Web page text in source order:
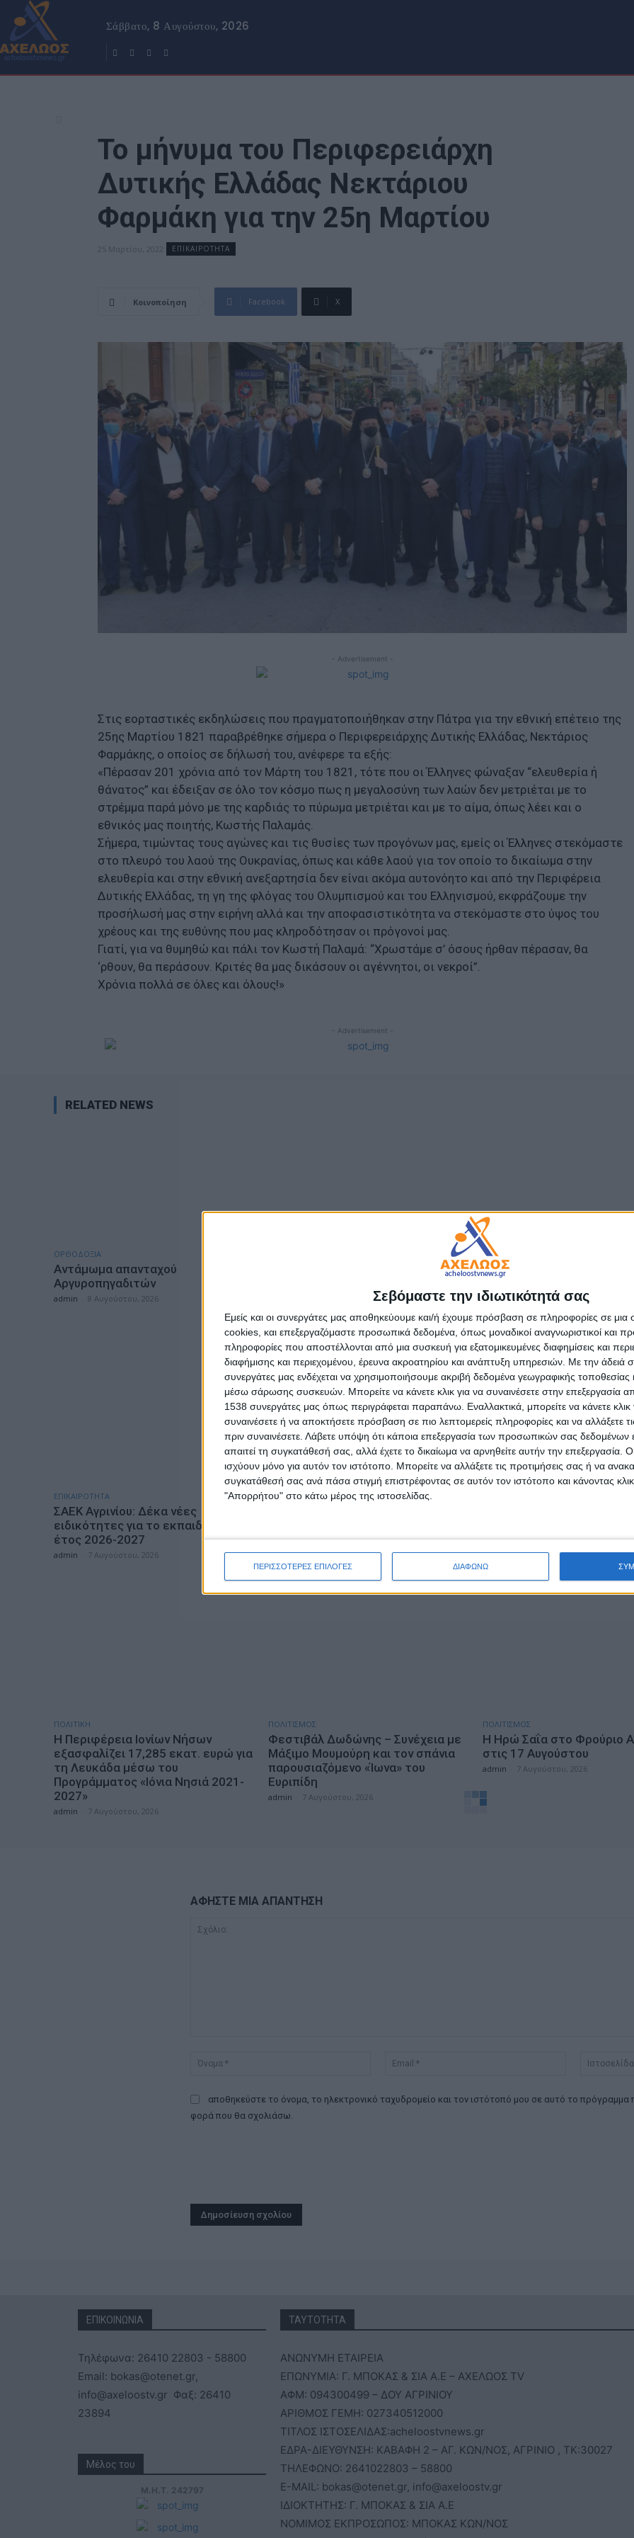
Σεβόμαστε την ιδιωτικότητά σας
Εμείς και οι συνεργάτες μας αποθηκεύουμε και/ή έχουμε πρόσβαση σε πληροφορίες σε
cookies, και επεξεργαζόμαστε προσωπικά δεδομένα, όπως μοναδικοί αναγνωριστικοί και
πληροφορίες που αποστέλλονται από μια συσκευή για εξατομικευμένες διαφημίσεις και
διαφήμισης και περιεχομένου, έρευνα ακροατηρίου και ανάπτυξη υπηρεσιών. Με την άδειά
συνεργάτες μας ενδέχεται να χρησιμοποιήσουμε ακριβή δεδομένα γεωγραφικής τοποθεσίας
μέσω σάρωσης συσκευών. Μπορείτε να κάνετε κλικ για να συναινέσετε στην επεξεργασία
1538 συνεργάτες μας όπως περιγράφεται παραπάνω. Εναλλακτικά, μπορείτε να κάνετε κλικ
συναινέσετε ή να αποκτήσετε πρόσβαση σε πιο λεπτομερείς πληροφορίες και να αλλάξετε
πριν συναινέσετε. Λάβετε υπόψη ότι κάποια επεξεργασία των προσωπικών σας δεδομένων
απαιτεί τη συγκατάθεσή σας, αλλά έχετε το δικαίωμα να αρνηθείτε αυτήν την επεξεργασία.
ισχύουν μόνο για αυτόν τον ιστότοπο. Μπορείτε να αλλάξετε τις προτιμήσεις σας ή να
συγκατάθεσή σας ανά πάσα στιγμή επιστρέφοντας σε αυτόν τον ιστότοπο και κάνοντας
"Απορρήτου" στο κάτω μέρος της ιστοσελίδας.
ΠΕΡΙΣΣΟΤΕΡΕΣ ΕΠΙΛΟΓΕΣ ΔΙΑΦΩΝΩ
Σάββατο, 8 Αυγούστου, 2026
Το μήνυμα του Περιφερειάρχη
Δυτικής Ελλάδας Νεκτάριου
Φαρμάκη για την 25η Μαρτίου
25 Μαρτίου, 2022 ΕΠΙΚΑΙΡΟΤΗΤΑ
Κοινοποίηση Facebook X
- Advertisement -
Στις εορταστικές εκδηλώσεις που πραγματοποιήθηκαν στην Πάτρα για την εθνική επέτειο της
25ης Μαρτίου 1821 παραβρέθηκε σήμερα ο Περιφερειάρχης Δυτικής Ελλάδας, Νεκτάριος
Φαρμάκης, ο οποίος σε δήλωσή του, ανέφερε τα εξής:
«Πέρασαν 201 χρόνια από τον Μάρτη του 1821, τότε που οι Έλληνες φώναξαν “ελευθερία ή
θάνατος” και έδειξαν σε όλο τον κόσμο πως η μεγαλοσύνη των λαών δεν μετριέται με το
στρέμμα παρά μόνο με της καρδιάς το πύρωμα μετριέται και με το αίμα, όπως λέει και ο
εθνικός μας ποιητής, Κωστής Παλαμάς.
Σήμερα, τιμώντας τους αγώνες και τις θυσίες των προγόνων μας, εμείς οι Έλληνες στεκόμαστε
στο πλευρό του λαού της Ουκρανίας, όπως και κάθε λαού για τον οποίο το δικαίωμα στην
ελευθερία και στην εθνική ανεξαρτησία δεν είναι ακόμα αυτονόητο και από την Περιφέρεια
Δυτικής Ελλάδας, τη γη της φλόγας του Ολυμπισμού και του Ελληνισμού, εκφράζουμε την
προσήλωσή μας στην ειρήνη αλλά και την αποφασιστικότητα να στεκόμαστε στο ύψος του
χρέους και της ευθύνης που μας κληροδότησαν οι πρόγονοί μας.
Γιατί, για να θυμηθώ και πάλι τον Κωστή Παλαμά: “Χρωστάμε σ’ όσους ήρθαν πέρασαν, θα
‘ρθουν, θα περάσουν. Κριτές θα μας δικάσουν οι αγέννητοι, οι νεκροί”.
Χρόνια πολλά σε όλες και όλους!»
- Advertisement -
RELATED NEWS
ΟΡΘΟΔΟΞΙΑ
Αντάμωμα απανταχού
Αργυροπηγαδιτών
admin 8 Αυγούστου, 2026
8 Αυγούστου, 2026
ΠΟΛΙΤΙΚΗ
Σάκης Αρναούτογλου: Όταν
βαθμούς, τι σημαίνει
admin 8 Αυγούστου, 2026
ΕΠΙΚΑΙΡΟΤΗΤΑ
ΣΑΕΚ Αγρινίου: Δέκα νέες
ειδικότητες για το εκπαιδευτικό
έτος 2026-2027
admin 7 Αυγούστου, 2026
ΕΠΙΚΑΙΡΟΤΗΤΑ
«Μόνο 3 περιστατικά έχουν
καταγγελθεί»
admin - 7 Αυγούστου, 2026
Πελοποννήσου, Δυτικής
και Ιονίου
admin
ΠΟΛΙΤΙΚΗ
Η Περιφέρεια Ιονίων Νήσων
εξασφαλίζει 17,285 εκατ. ευρώ για
τη Λευκάδα μέσω του
Προγράμματος «Ιόνια Νησιά 2021-
2027»
admin 7 Αυγούστου, 2026
ΠΟΛΙΤΙΣΜΟΣ
Φεστιβάλ Δωδώνης – Συνέχεια με
Μάξιμο Μουμούρη και τον σπάνια
παρουσιαζόμενο «Ίωνα» του
Ευριπίδη
admin 7 Αυγούστου, 2026
ΠΟΛΙΤΙΣΜΟΣ
Η Ηρώ Σαΐα στο Φρούριο
στις 17 Αυγούστου
admin 7 Αυγούστου, 2026
ΑΦΗΣΤΕ ΜΙΑ ΑΠΑΝΤΗΣΗ
Όνομα:*
Email:*
αποθηκεύστε το όνομα, το ηλεκτρονικό ταχυδρομείο και τον ιστότοπό μου σε αυτό το πρόγραμμα
φορά που θα σχολιάσω.
ΕΠΙΚΟΙΝΩΝΙΑ
Τηλέφωνα: 26410 22803 - 58800
Email: bokas@otenet.gr,
info@axeloostv.gr Φαξ: 26410
23894
Μέλος του
Μ.Η.Τ. 242797
ΤΑΥΤΟΤΗΤΑ
ΑΝΩΝΥΜΗ ΕΤΑΙΡΕΙΑ
ΕΠΩΝΥΜΙΑ: Γ. ΜΠΟΚΑΣ & ΣΙΑ Α.Ε – ΑΧΕΛΩΟΣ TV
ΑΦΜ: 094300499 – ΔΟΥ ΑΓΡΙΝΙΟΥ
ΑΡΙΘΜΟΣ ΓΕΜΗ: 027340512000
ΤΙΤΛΟΣ ΙΣΤΟΣΕΛΙΔΑΣ:acheloostvnews.gr
ΕΔΡΑ-ΔΙΕΥΘΥΝΣΗ: ΚΑΒΑΦΗ 2 – ΑΓ. ΚΩΝ/ΝΟΣ, ΑΓΡΙΝΙΟ , ΤΚ:30027
ΤΗΛΕΦΩΝΟ: 2641022803 – 58800
E-MAIL: bokas@otenet.gr, info@axeloostv.gr
ΙΔΙΟΚΤΗΤΗΣ: Γ. ΜΠΟΚΑΣ & ΣΙΑ Α.Ε
ΝΟΜΙΜΟΣ ΕΚΠΡΟΣΩΠΟΣ: ΜΠΟΚΑΣ ΚΩΝ/ΝΟΣ